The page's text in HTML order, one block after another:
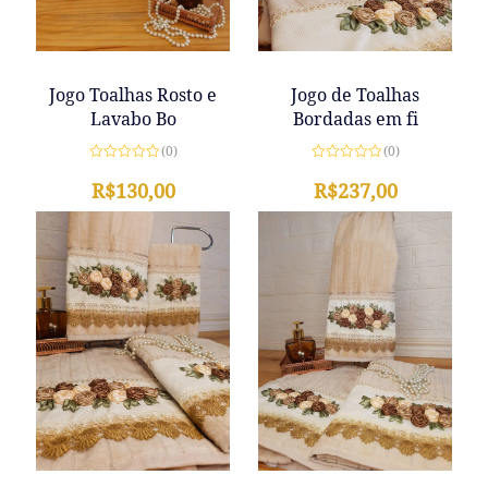
Jogo Toalhas Rosto e
Lavabo Bo
0
de
5
(0)
R$130,00
Jogo de Toalhas
Bordadas em fi
0
de
5
(0)
R$237,00